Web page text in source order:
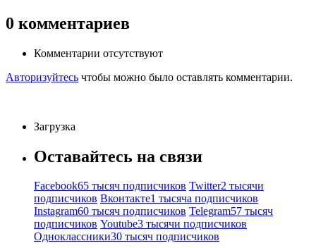
0 комментариев
Комментарии отсутствуют
Авторизуйтесь чтобы можно было оставлять комментарии.
Загрузка
Оставайтесь на связи
Facebook65 тысяч подписчиков Twitter2 тысячи
подписчиков Вконтакте1 тысяча подписчиков
Instagram60 тысяч подписчиков Telegram57 тысяч
подписчиков Youtube3 тысячи подписчиков
Одноклассники30 тысяч подписчиков